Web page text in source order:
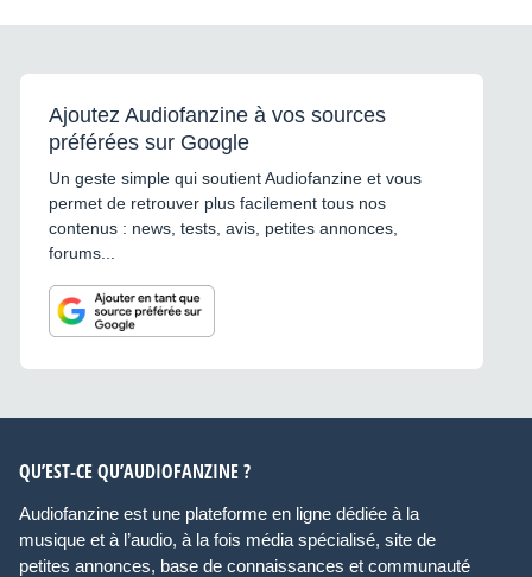
Ajoutez Audiofanzine à vos sources
préférées sur Google
Un geste simple qui soutient Audiofanzine et vous
permet de retrouver plus facilement tous nos
contenus : news, tests, avis, petites annonces,
forums...
QU’EST-CE QU’AUDIOFANZINE ?
Audiofanzine est une plateforme en ligne dédiée à la
musique et à l’audio, à la fois média spécialisé, site de
petites annonces, base de connaissances et communauté